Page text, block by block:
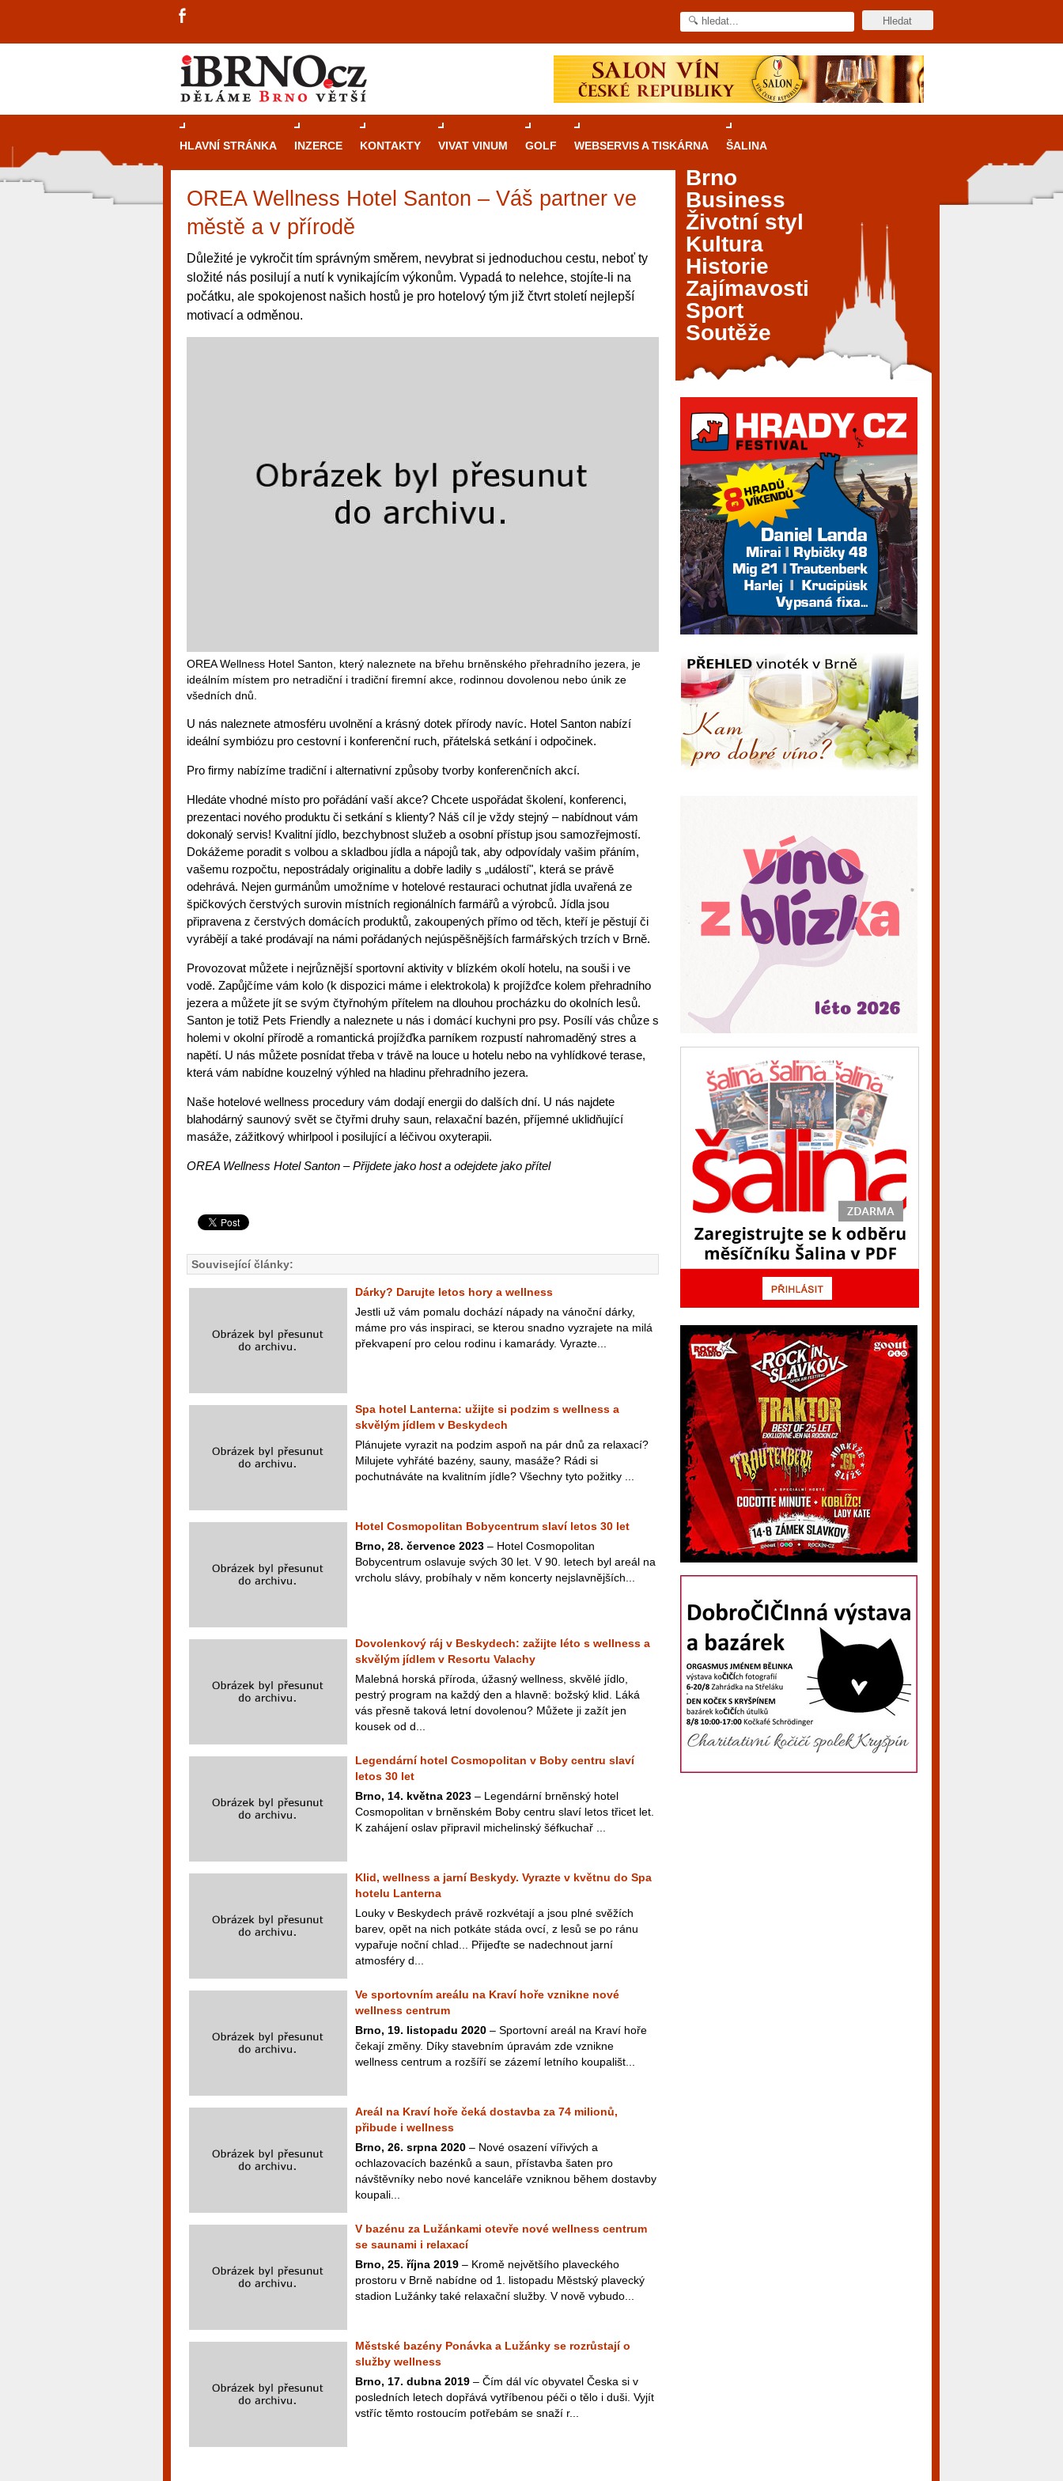
HLAVNÍ STRÁNKA INZERCE KONTAKTY VIVAT VINUM GOLF WEBSERVIS A TISKÁRNA ŠALINA
OREA Wellness Hotel Santon – Váš partner ve
městě a v přírodě
Důležité je vykročit tím správným směrem, nevybrat si jednoduchou cestu, neboť ty
složité nás posilují a nutí k vynikajícím výkonům. Vypadá to nelehce, stojíte-li na
počátku, ale spokojenost našich hostů je pro hotelový tým již čtvrt století nejlepší
motivací a odměnou.
OREA Wellness Hotel Santon, který naleznete na břehu brněnského přehradního jezera, je
ideálním místem pro netradiční i tradiční firemní akce, rodinnou dovolenou nebo únik ze
všedních dnů.
U nás naleznete atmosféru uvolnění a krásný dotek přírody navíc. Hotel Santon nabízí
ideální symbiózu pro cestovní i konferenční ruch, přátelská setkání i odpočinek.
Pro firmy nabízíme tradiční i alternativní způsoby tvorby konferenčních akcí.
Hledáte vhodné místo pro pořádání vaší akce? Chcete uspořádat školení, konferenci,
prezentaci nového produktu či setkání s klienty? Náš cíl je vždy stejný – nabídnout vám
dokonalý servis! Kvalitní jídlo, bezchybnost služeb a osobní přístup jsou samozřejmostí.
Dokážeme poradit s volbou a skladbou jídla a nápojů tak, aby odpovídaly vašim přáním,
vašemu rozpočtu, nepostrádaly originalitu a dobře ladily s „událostí", která se právě
odehrává. Nejen gurmánům umožníme v hotelové restauraci ochutnat jídla uvařená ze
špičkových čerstvých surovin místních regionálních farmářů a výrobců. Jídla jsou
připravena z čerstvých domácích produktů, zakoupených přímo od těch, kteří je pěstují či
vyrábějí a také prodávají na námi pořádaných nejúspěšnějších farmářských trzích v Brně.
Provozovat můžete i nejrůznější sportovní aktivity v blízkém okolí hotelu, na souši i ve
vodě. Zapůjčíme vám kolo (k dispozici máme i elektrokola) k projížďce kolem přehradního
jezera a můžete jít se svým čtyřnohým přítelem na dlouhou procházku do okolních lesů.
Santon je totiž Pets Friendly a naleznete u nás i domácí kuchyni pro psy. Posílí vás chůze s
holemi v okolní přírodě a romantická projížďka parníkem rozpustí nahromaděný stres a
napětí. U nás můžete posnídat třeba v trávě na louce u hotelu nebo na vyhlídkové terase,
která vám nabídne kouzelný výhled na hladinu přehradního jezera.
Naše hotelové wellness procedury vám dodají energii do dalších dní. U nás najdete
blahodárný saunový svět se čtyřmi druhy saun, relaxační bazén, příjemné uklidňující
masáže, zážitkový whirlpool i posilující a léčivou oxyterapii.
OREA Wellness Hotel Santon – Přijdete jako host a odejdete jako přítel
Související články:
Dárky? Darujte letos hory a wellness
Jestli už vám pomalu dochází nápady na vánoční dárky,
máme pro vás inspiraci, se kterou snadno vyzrajete na milá
překvapení pro celou rodinu i kamarády. Vyrazte...
Spa hotel Lanterna: užijte si podzim s wellness a
skvělým jídlem v Beskydech
Plánujete vyrazit na podzim aspoň na pár dnů za relaxací?
Milujete vyhřáté bazény, sauny, masáže? Rádi si
pochutnáváte na kvalitním jídle? Všechny tyto požitky ...
Hotel Cosmopolitan Bobycentrum slaví letos 30 let
Brno, 28. července 2023 – Hotel Cosmopolitan
Bobycentrum oslavuje svých 30 let. V 90. letech byl areál na
vrcholu slávy, probíhaly v něm koncerty nejslavnějších...
Dovolenkový ráj v Beskydech: zažijte léto s wellness a
skvělým jídlem v Resortu Valachy
Malebná horská příroda, úžasný wellness, skvělé jídlo,
pestrý program na každý den a hlavně: božský klid. Láká
vás přesně taková letní dovolenou? Můžete ji zažít jen
kousek od d...
Legendární hotel Cosmopolitan v Boby centru slaví
letos 30 let
Brno, 14. května 2023 – Legendární brněnský hotel
Cosmopolitan v brněnském Boby centru slaví letos třicet let.
K zahájení oslav připravil michelinský šéfkuchař ...
Klid, wellness a jarní Beskydy. Vyrazte v květnu do Spa
hotelu Lanterna
Louky v Beskydech právě rozkvétají a jsou plné svěžích
barev, opět na nich potkáte stáda ovcí, z lesů se po ránu
vypařuje noční chlad... Přijeďte se nadechnout jarní
atmosféry d...
Ve sportovním areálu na Kraví hoře vznikne nové
wellness centrum
Brno, 19. listopadu 2020 – Sportovní areál na Kraví hoře
čekají změny. Díky stavebním úpravám zde vznikne
wellness centrum a rozšíří se zázemí letního koupališt...
Areál na Kraví hoře čeká dostavba za 74 milionů,
přibude i wellness
Brno, 26. srpna 2020 – Nové osazení vířivých a
ochlazovacích bazénků a saun, přístavba šaten pro
návštěvníky nebo nové kanceláře vzniknou během dostavby
koupali...
V bazénu za Lužánkami otevře nové wellness centrum
se saunami i relaxací
Brno, 25. října 2019 – Kromě největšího plaveckého
prostoru v Brně nabídne od 1. listopadu Městský plavecký
stadion Lužánky také relaxační služby. V nově vybudo...
Městské bazény Ponávka a Lužánky se rozrůstají o
služby wellness
Brno, 17. dubna 2019 – Čím dál víc obyvatel Česka si v
posledních letech dopřává vytříbenou péči o tělo i duši. Vyjít
vstříc těmto rostoucím potřebám se snaží r...
Průvodcekasinovými hrami v Brně: Od
Brno je městem známým pro zajímavé památky, skvělé
restaurace, divadla a univerzity. Mimo jiné je ale také
místem, kde si můžete legálně a bezpečně vyzkoušet
různé kasinové hry. V neustále kvetoucí moravské
Brno
Business
Životní styl
Kultura
Historie
Zajímavosti
Sport
Soutěže